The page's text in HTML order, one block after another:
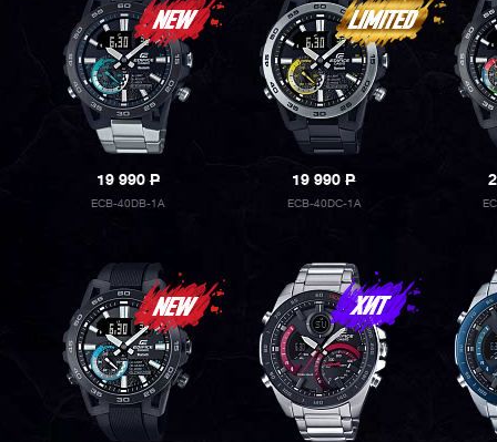
19 990P
ECB-40DB-1A
19 990P
ECB-40DC-1A